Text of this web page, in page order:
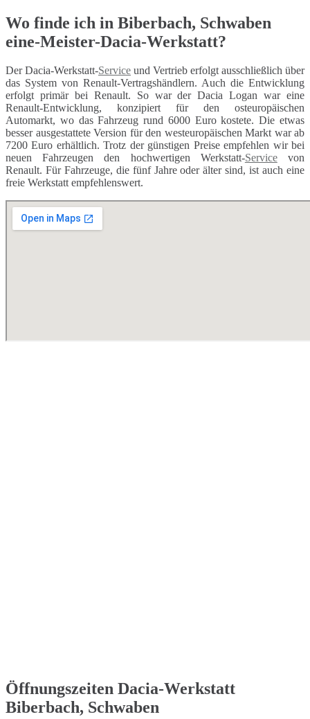
Wo finde ich in Biberbach, Schwaben
eine-Meister-Dacia-Werkstatt?
Der Dacia-Werkstatt-Service und Vertrieb erfolgt ausschließlich über
das System von Renault-Vertragshändlern. Auch die Entwicklung
erfolgt primär bei Renault. So war der Dacia Logan war eine
Renault-Entwicklung, konzipiert für den osteuropäischen
Automarkt, wo das Fahrzeug rund 6000 Euro kostete. Die etwas
besser ausgestattete Version für den westeuropäischen Markt war ab
7200 Euro erhältlich. Trotz der günstigen Preise empfehlen wir bei
neuen Fahrzeugen den hochwertigen Werkstatt-Servicevon
Renault. Für Fahrzeuge, die fünf Jahre oder älter sind, ist auch eine
freie Werkstatt empfehlenswert.
Öffnungszeiten Dacia-Werkstatt
Biberbach, Schwaben